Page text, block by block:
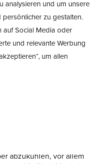
LAUFEN
abzukühlen, vor allem
analysieren und um unsere
zu gestalten.
auf Social Media oder
und relevante Werbung
um allen